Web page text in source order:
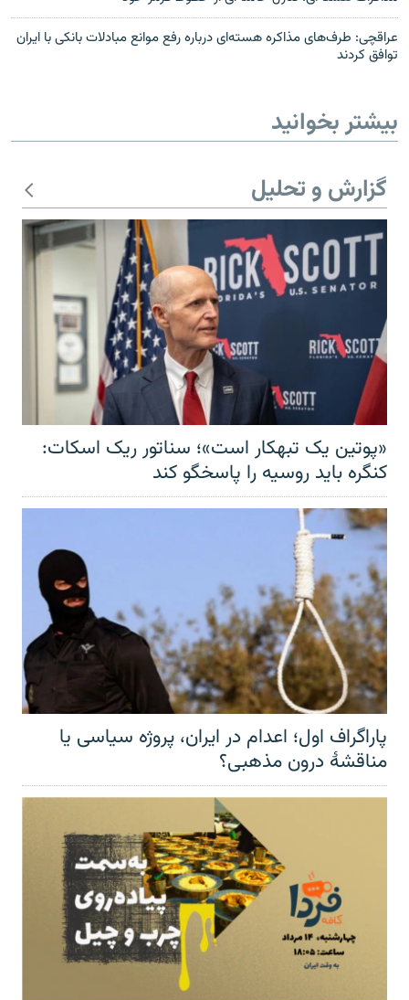
عراقچی: طرف‌های مذاکره هسته‌ای درباره رفع موانع مبادلات بانکی با ایران
توافق کردند
بیشتر بخوانید
گزارش و تحلیل
«پوتین یک تبهکار است»؛ سناتور ریک اسکات:
کنگره باید روسیه را پاسخگو کند
پاراگراف اول؛ اعدام در ایران، پروژه سیاسی یا
مناقشهٔ درون مذهبی؟